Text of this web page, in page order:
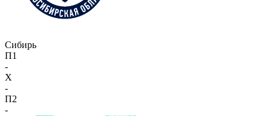
Сибирь
П1
-
X
-
П2
-